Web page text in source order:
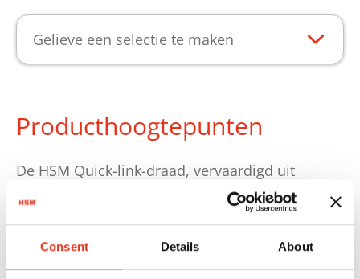
Consent Details About
Gelieve een selectie te maken
Producthoogtepunten
De HSM Quick-link-draad, vervaardigd uit
maatvast verenstaal, is voorzien van
voorgemonteerde snelsluitingen aan beide
uiteinden. Hierdoor kunnen balen bijzonder